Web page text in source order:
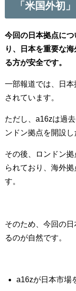
「米国外初
今回の日本拠点に
り、日本を重要な
る方が安全です。
一部報道では、日
されています。
ただし、a16zは過
ンドン拠点を開設し
その後、ロンドン
られており、海外
す。
そのため、今回の
るのが自然です。
a16zが日本市場